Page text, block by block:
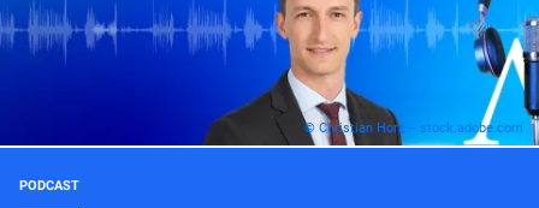
© Christian Horz – stock.adobe.com
PODCAST